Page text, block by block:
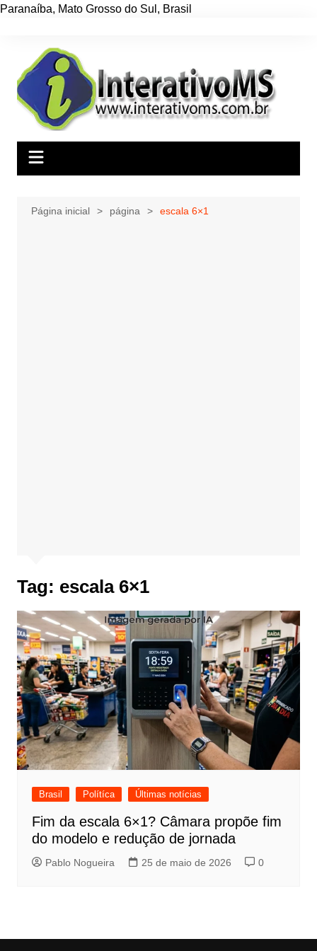
Paranaíba, Mato Grosso do Sul , Brasil
conteúdo
Página inicial página escala 6×1
Tag: escala 6×1
Brasil Polítíca Últimas notícias
Fim da escala 6×1? Câmara propõe fim
do modelo e redução de jornada
Pablo Nogueira 25 de maio de 2026 0